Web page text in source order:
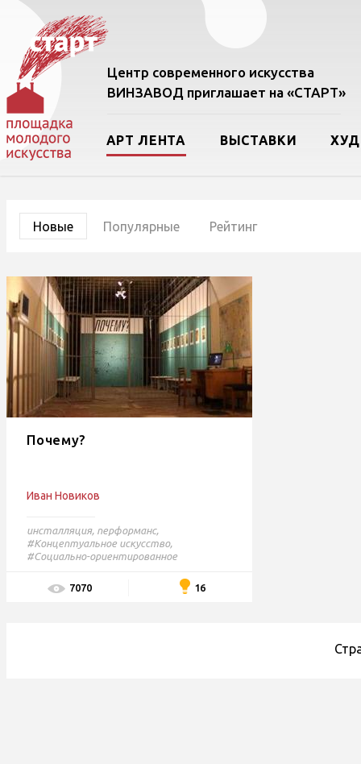
Центр современного искусства
ВИНЗАВОД приглашает на «СТАРТ»
АРТ ЛЕНТА ВЫСТАВКИ
Новые Популярные Рейтинг
Почему?
Иван Новиков
инсталляция, перформанс,
#Концептуальное искусство,
#Социально-ориентированное
7070
16